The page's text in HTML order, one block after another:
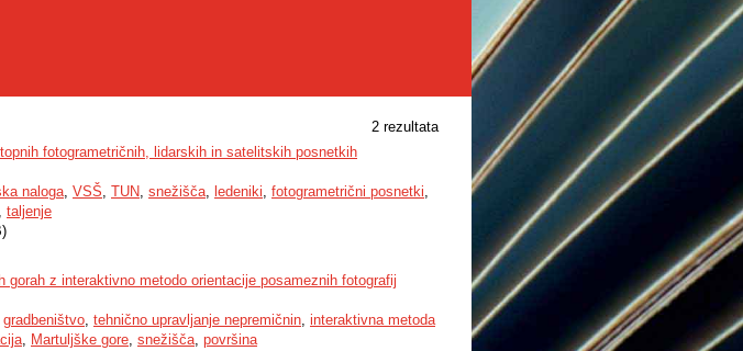
2 rezultata
fotogrametričnih, lidarskih in satelitskih posnetkih
naloga, VSŠ, TUN, snežišča, ledeniki, fotogrametrični posnetki,
, taljenje
gorah z interaktivno metodo orientacije posameznih fotografij
gradbeništvo, tehnično upravljanje nepremičnin, interaktivna metoda
, Martuljške gore, snežišča, površina